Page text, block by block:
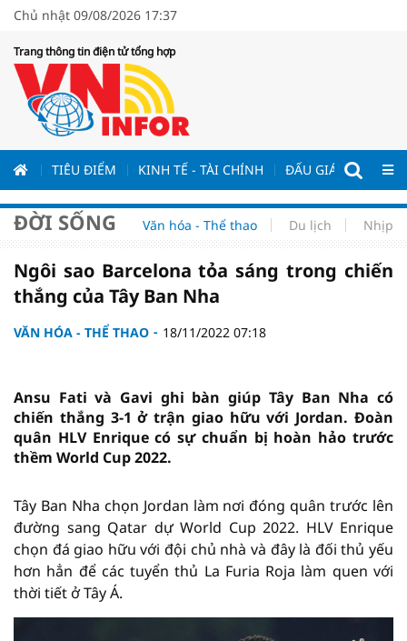
Chủ nhật 09/08/2026 17:37
Trang thông tin điện tử tổng hợp
TIÊU ĐIỂM KINH TẾ - TÀI CHÍNH ĐẤU GIÁ - ĐẤU
ĐỜI SỐNG Văn hóa - Thể thao Du lịch Nhịp
Ngôi sao Barcelona tỏa sáng trong chiến
thắng của Tây Ban Nha
VĂN HÓA - THỂ THAO 18/11/2022 07:18
Ansu Fati và Gavi ghi bàn giúp Tây Ban Nha có
chiến thắng 3-1 ở trận giao hữu với Jordan. Đoàn
quân HLV Enrique có sự chuẩn bị hoàn hảo trước
thềm World Cup 2022.
Tây Ban Nha chọn Jordan làm nơi đóng quân trước lên
đường sang Qatar dự World Cup 2022. HLV Enrique
chọn đá giao hữu với đội chủ nhà và đây là đối thủ yếu
hơn hẳn để các tuyển thủ La Furia Roja làm quen với
thời tiết ở Tây Á.